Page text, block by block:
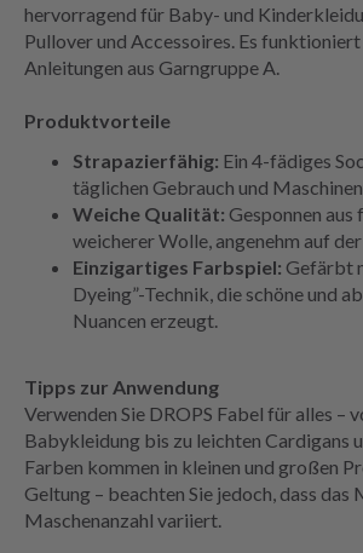
hervorragend für Baby- und
Pullover und Accessoires. Es
Anleitungen aus Garngruppe A.
Produktvorteile
Strapazierfähig: Ein 4-fädiges
täglichen Gebrauch und
Weiche Qualität: Gesponnen aus
weicherer Wolle, angenehm auf
Einzigartiges Farbspiel: Gefärbt
Dyeing”-Technik, die schöne und
Nuancen erzeugt.
Tipps zur Anwendung
Verwenden Sie DROPS Fabel für alles –
Babykleidung bis zu leichten Cardigans
Farben kommen in kleinen und großen
Geltung – beachten Sie jedoch, dass das
Maschenanzahl variiert.